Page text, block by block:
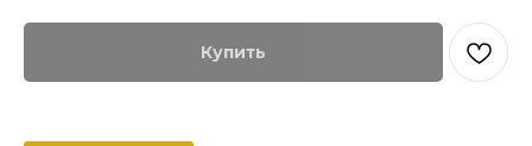
Купить